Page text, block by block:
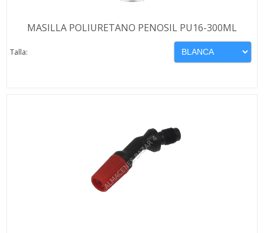
MASILLA POLIURETANO PENOSIL PU16-300ML
Talla: